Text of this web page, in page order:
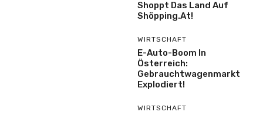
Shoppt Das Land Auf
Shöpping.at!
WIRTSCHAFT
E-Auto-Boom In
Österreich:
Gebrauchtwagenmarkt
Explodiert!
WIRTSCHAFT